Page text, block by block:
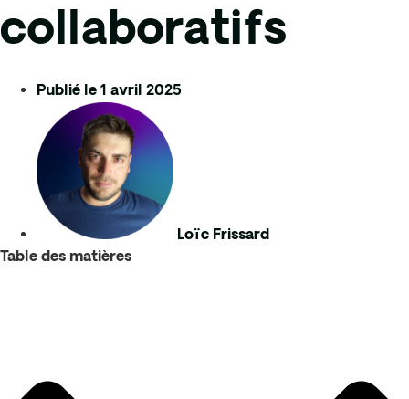
collaboratifs
Publié le 1 avril 2025
Loïc Frissard
Table des matières